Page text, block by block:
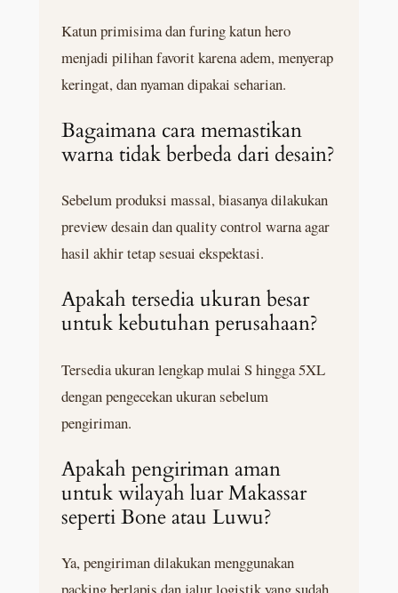
Katun primisima dan furing katun hero
menjadi pilihan favorit karena adem, menyerap
keringat, dan nyaman dipakai seharian.
Bagaimana cara memastikan
warna tidak berbeda dari desain?
Sebelum produksi massal, biasanya dilakukan
preview desain dan quality control warna agar
hasil akhir tetap sesuai ekspektasi.
Apakah tersedia ukuran besar
untuk kebutuhan perusahaan?
Tersedia ukuran lengkap mulai S hingga 5XL
dengan pengecekan ukuran sebelum
pengiriman.
Apakah pengiriman aman
untuk wilayah luar Makassar
seperti Bone atau Luwu?
Ya, pengiriman dilakukan menggunakan